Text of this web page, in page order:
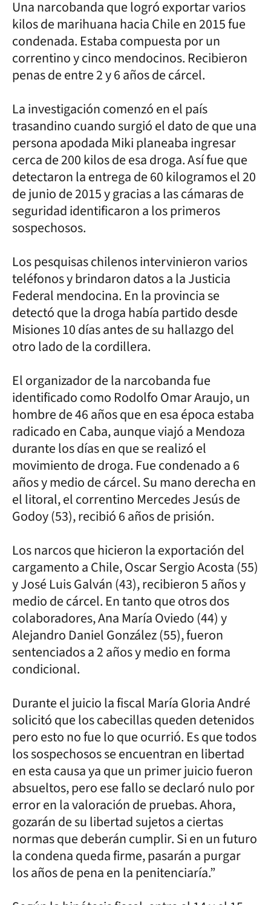
Una narcobanda que logró exportar varios
kilos de marihuana hacia Chile en 2015 fue
condenada. Estaba compuesta por un
correntino y cinco mendocinos. Recibieron
penas de entre 2 y 6 años de cárcel.
La investigación comenzó en el país
trasandino cuando surgió el dato de que una
persona apodada Miki planeaba ingresar
cerca de 200 kilos de esa droga. Así fue que
detectaron la entrega de 60 kilogramos el 20
de junio de 2015 y gracias a las cámaras de
seguridad identificaron a los primeros
sospechosos.
Los pesquisas chilenos intervinieron varios
teléfonos y brindaron datos a la Justicia
Federal mendocina. En la provincia se
detectó que la droga había partido desde
Misiones 10 días antes de su hallazgo del
otro lado de la cordillera.
El organizador de la narcobanda fue
identificado como Rodolfo Omar Araujo, un
hombre de 46 años que en esa época estaba
radicado en Caba, aunque viajó a Mendoza
durante los días en que se realizó el
movimiento de droga. Fue condenado a 6
años y medio de cárcel. Su mano derecha en
el litoral, el correntino Mercedes Jesús de
Godoy (53), recibió 6 años de prisión.
Los narcos que hicieron la exportación del
cargamento a Chile, Oscar Sergio Acosta (55)
y José Luis Galván (43), recibieron 5 años y
medio de cárcel. En tanto que otros dos
colaboradores, Ana María Oviedo (44) y
Alejandro Daniel González (55), fueron
sentenciados a 2 años y medio en forma
condicional.
Durante el juicio la fiscal María Gloria André
solicitó que los cabecillas queden detenidos
pero esto no fue lo que ocurrió. Es que todos
los sospechosos se encuentran en libertad
en esta causa ya que un primer juicio fueron
absueltos, pero ese fallo se declaró nulo por
error en la valoración de pruebas. Ahora,
gozarán de su libertad sujetos a ciertas
normas que deberán cumplir. Si en un futuro
la condena queda firme, pasarán a purgar
los años de pena en la penitenciaría.”